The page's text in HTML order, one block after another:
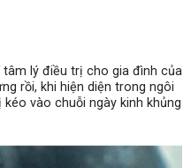
tâm lý điều trị cho gia đình của
rồi, khi hiện diện trong ngôi
vào chuỗi ngày kinh khủng